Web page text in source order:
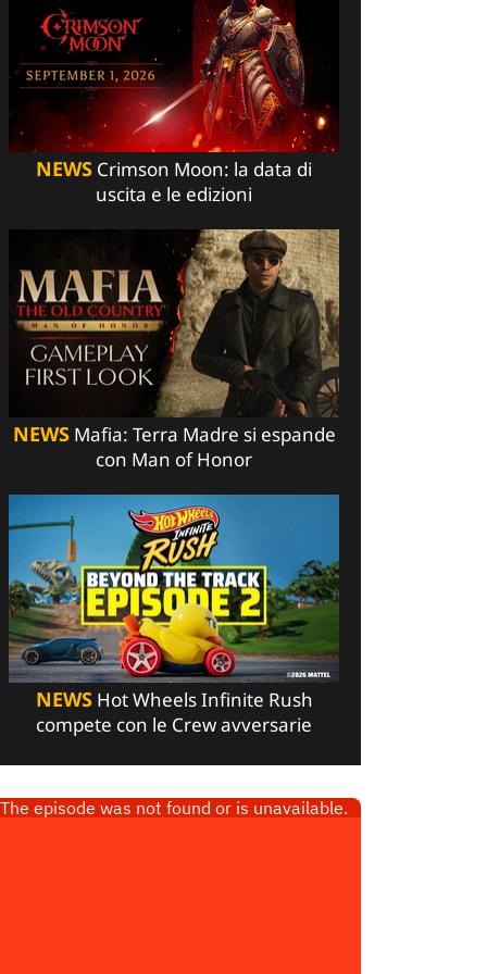
NEWS Crimson Moon: la data di
uscita e le edizioni
NEWSMafia: Terra Madre si espande
con Man of Honor
NEWSHot Wheels Infinite Rush
compete con le Crew avversarie